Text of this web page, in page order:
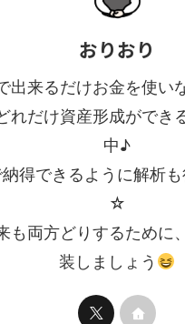
おりおり
出来るだけお金を使い
れだけ資産形成ができ
中♪
得できるように解析
☆
も両方どりするために
装しましょう